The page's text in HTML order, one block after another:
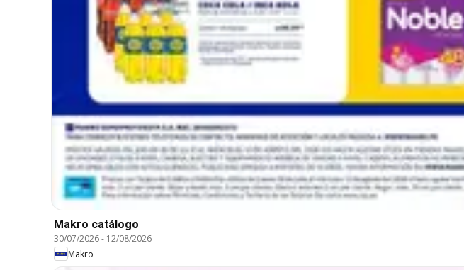
Makro catálogo
30/07/2026- 12/08/2026
Makro